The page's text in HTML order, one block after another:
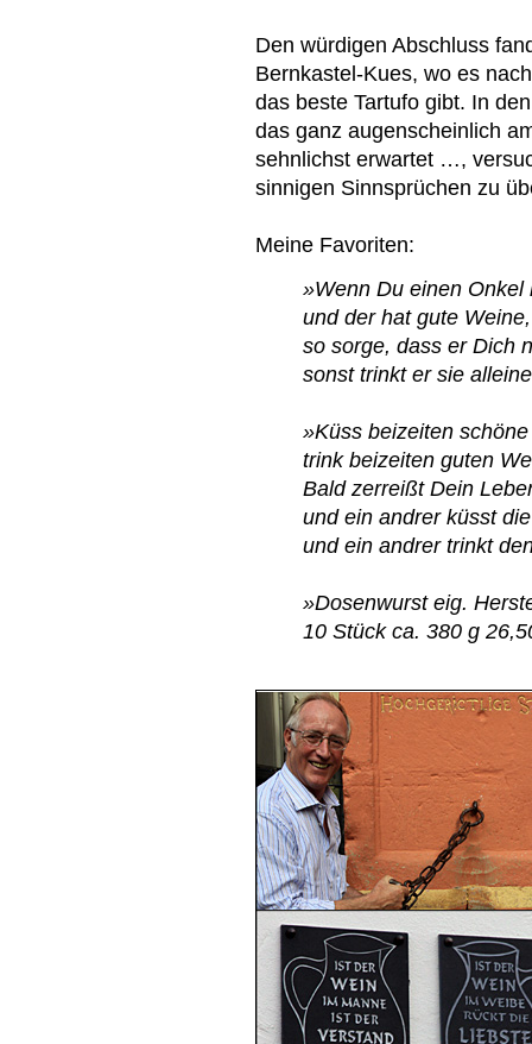
Den würdigen Abschluss
Bernkastel-Kues, wo es
das beste Tartufo gibt. In
das ganz augenscheinlich
sehnlichst erwartet …,
sinnigen Sinnsprüchen zu
Meine Favoriten:
»Wenn Du einen Onkel
und der hat gute Weine,
so sorge, dass er Dich
sonst trinkt er sie
»Küss beizeiten
trink beizeiten guten
Bald zerreißt Dein
und ein andrer küsst
und ein andrer trinkt
»Dosenwurst eig.
10 Stück ca. 380 g